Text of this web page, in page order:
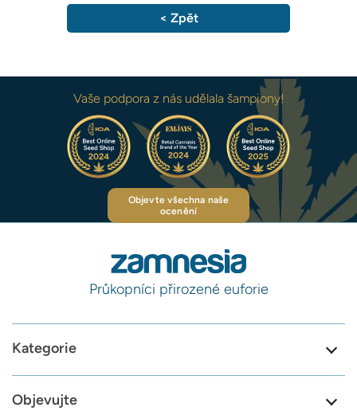
< Zpět
Vaše podpora z nás udělala šampiony!
Objevte všechna naše
ocenění
Průkopníci přirozené euforie
Kategorie
Objevujte